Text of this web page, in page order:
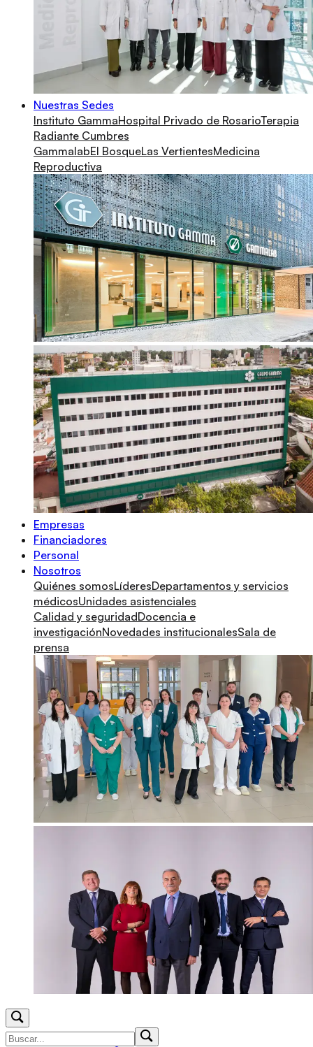
Nuestras Sedes
Instituto GammaHospital Privado de RosarioTerapia
Radiante Cumbres
GammalabEl BosqueLas VertientesMedicina
Reproductiva
Empresas
Financiadores
Personal
Nosotros
Quiénes somosLíderesDepartamentos y servicios
médicosUnidades asistenciales
Calidad y seguridadDocencia e
investigaciónNovedades institucionalesSala de
prensa